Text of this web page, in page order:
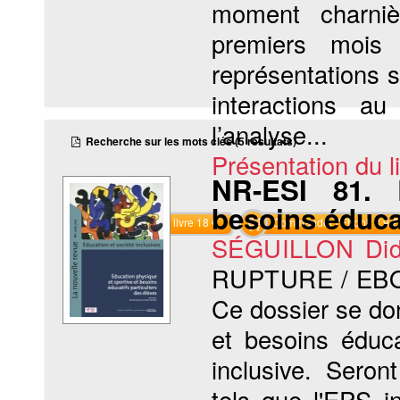
moment
premiers
représentations
interactions
l’analyse...
Présentation du
Commander le livre 18 € Commander l'Ebook 8.9 €
Recherche sur les mots clés (5 résultats)
NR-ESI
besoins
SÉGUILLON
RUPTURE /
Ce dossier se
et besoins
inclusive.